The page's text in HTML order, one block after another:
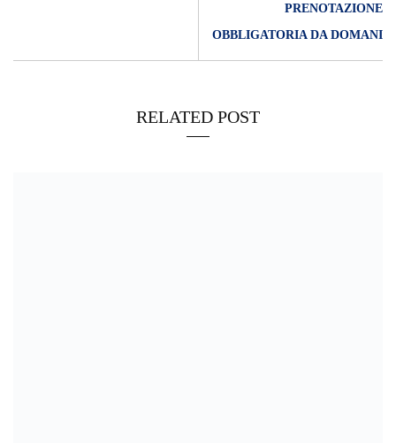
PRENOTAZIONE
OBBLIGATORIA DA DOMANI
RELATED POST